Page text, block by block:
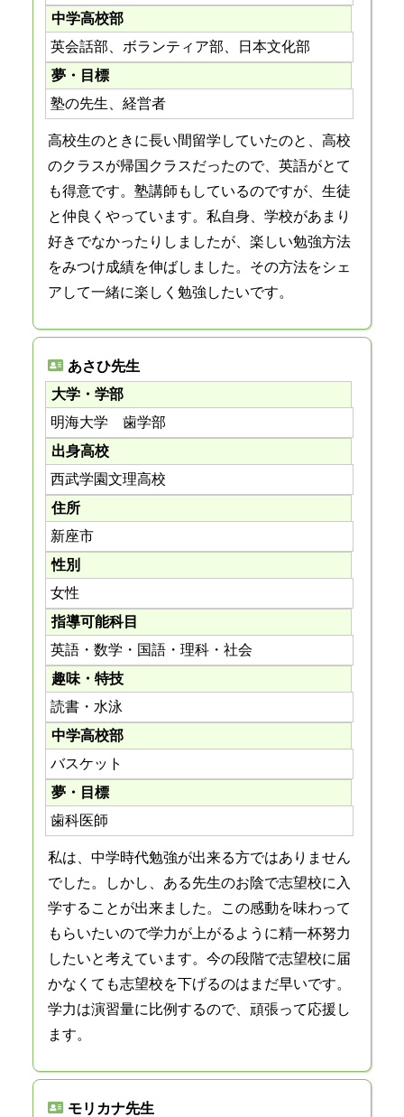
中学高校部
英会話部、ボランティア部、日本文化部
夢・目標
塾の先生、経営者
高校生のときに長い間留学していたのと、高校
のクラスが帰国クラスだったので、英語がとて
も得意です。塾講師もしているのですが、生徒
と仲良くやっています。私自身、学校があまり
好きでなかったりしましたが、楽しい勉強方法
をみつけ成績を伸ばしました。その方法をシェ
アして一緒に楽しく勉強したいです。
あさひ先生
大学・学部
明海大学 歯学部
出身高校
西武学園文理高校
住所
新座市
性別
女性
指導可能科目
英語・数学・国語・理科・社会
趣味・特技
読書・水泳
中学高校部
バスケット
夢・目標
歯科医師
私は、中学時代勉強が出来る方ではありません
でした。しかし、ある先生のお陰で志望校に入
学することが出来ました。この感動を味わって
もらいたいので学力が上がるように精一杯努力
したいと考えています。今の段階で志望校に届
かなくても志望校を下げるのはまだ早いです。
学力は演習量に比例するので、頑張って応援し
ます。
モリカナ先生